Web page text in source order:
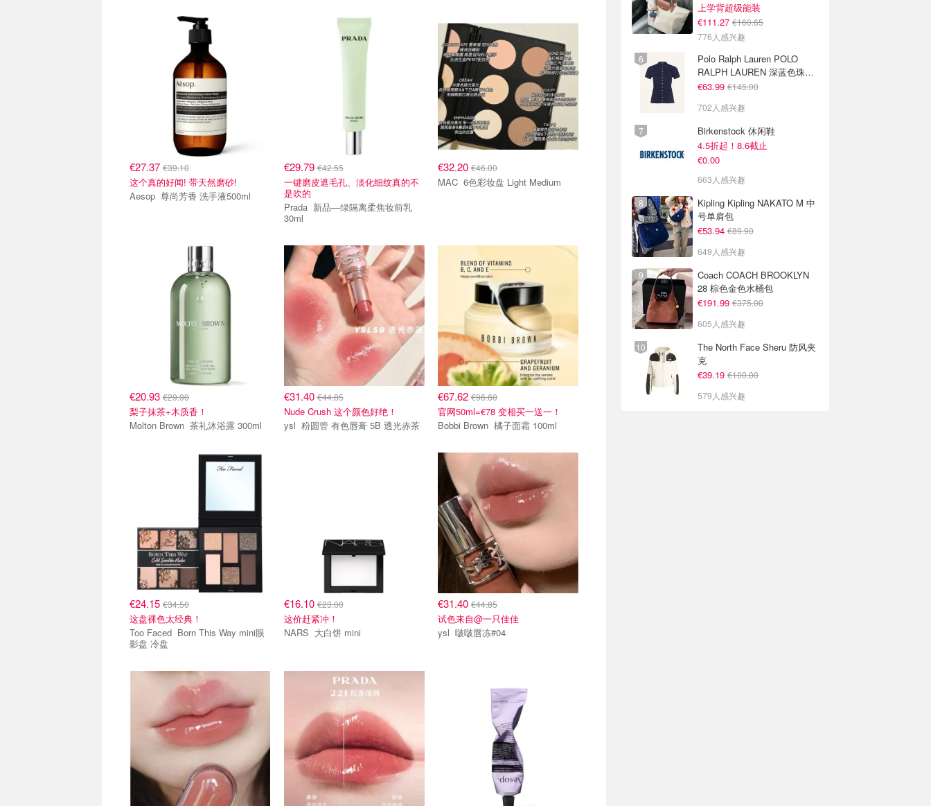
€27.37 €39.10
这个真的好闻! 带天然磨砂!
Aesop 尊尚芳香 洗手液500ml
€29.79€42.55
一键磨皮遮毛孔、淡化细纹真的不
是吹的
Prada 新品—绿隔离柔焦妆前乳
30ml
€32.20 €46.00
MAC 6色彩妆盘 Light Medium
€20.93 €29.90
梨子抹茶+木质香！
Molton Brown 茶礼沐浴露 300ml
€31.40€44.85
Nude Crush 这个颜色好绝！
ysl 粉圆管 有色唇膏 5B 透光赤茶
€67.62 €96.60
官网50ml=€78 变相买一送一！
Bobbi Brown 橘子面霜 100ml
€24.15 €34.50
这盘裸色太经典！
Too Faced Born This Way mini眼
影盘 冷盘
€16.10€23.00
这价赶紧冲！
NARS 大白饼 mini
€31.40 €44.85
试色来自@一只佳佳
ysl 啵啵唇冻#04
上学背超级能装
€111.27 €160.65
776人感兴趣
Polo Ralph Lauren POLO
RALPH LAUREN 深蓝色珠地
布 Polo衫
€63.99 €145.00
702人感兴趣
Birkenstock 休闲鞋
4.5折起！8.6截止
€0.00
663人感兴趣
Kipling Kipling NAKATO M 中
号单肩包
€53.94 €89.90
649人感兴趣
Coach COACH BROOKLYN
28 棕色金色水桶包
€191.99 €375.00
605人感兴趣
The North Face Sheru 防风夹
克
€39.19 €100.00
579人感兴趣